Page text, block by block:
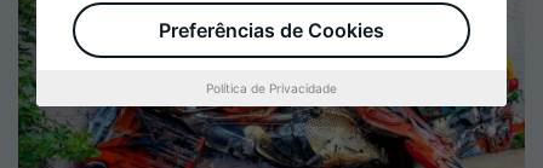
Preferências de Cookies
Política de Privacidade